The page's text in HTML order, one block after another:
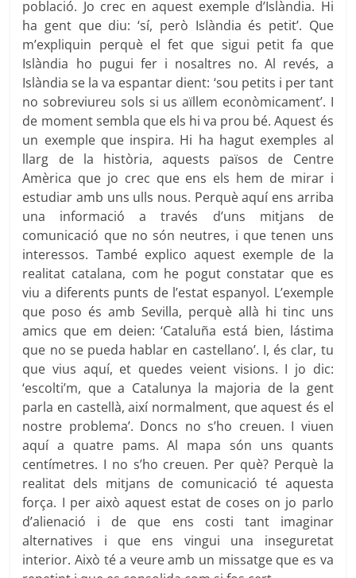
població. Jo crec en aquest exemple d’Islàndia. Hi
ha gent que diu: ‘sí, però Islàndia és petit’. Que
m’expliquin perquè el fet que sigui petit fa que
Islàndia ho pugui fer i nosaltres no. Al revés, a
Islàndia se la va espantar dient: ‘sou petits i per tant
no sobreviureu sols si us aïllem econòmicament’. I
de moment sembla que els hi va prou bé. Aquest és
un exemple que inspira. Hi ha hagut exemples al
llarg de la història, aquests països de Centre
Amèrica que jo crec que ens els hem de mirar i
estudiar amb uns ulls nous. Perquè aquí ens arriba
una informació a través d’uns mitjans de
comunicació que no són neutres, i que tenen uns
interessos. També explico aquest exemple de la
realitat catalana, com he pogut constatar que es
viu a diferents punts de l’estat espanyol. L’exemple
que poso és amb Sevilla, perquè allà hi tinc uns
amics que em deien: ‘Cataluña está bien, lástima
que no se pueda hablar en castellano’. I, és clar, tu
que vius aquí, et quedes veient visions. I jo dic:
‘escolti’m, que a Catalunya la majoria de la gent
parla en castellà, així normalment, que aquest és el
nostre problema’. Doncs no s’ho creuen. I viuen
aquí a quatre pams. Al mapa són uns quants
centímetres. I no s’ho creuen. Per què? Perquè la
realitat dels mitjans de comunicació té aquesta
força. I per això aquest estat de coses on jo parlo
d’alienació i de que ens costi tant imaginar
alternatives i que ens vingui una inseguretat
interior. Això té a veure amb un missatge que es va